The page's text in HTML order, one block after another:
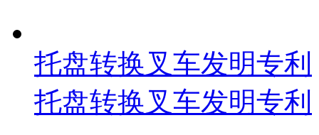
托盘转换叉车发明专利
托盘转换叉车发明专利